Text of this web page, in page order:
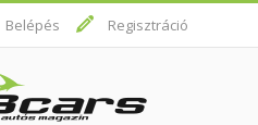
Belépés Regisztráció